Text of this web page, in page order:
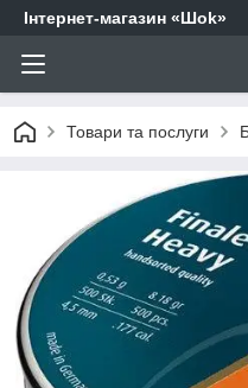
Інтернет-магазин «Шоk»
Товари та послуги